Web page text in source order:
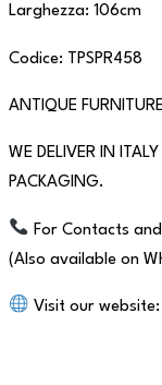
Larghezza: 106cm
Codice: TPSPR458
ANTIQUE
WE DELIVER IN
PACKAGING.
For Contacts
(Also available on
Visit our